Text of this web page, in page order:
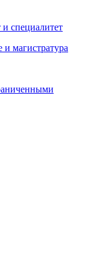
и специалитет
магистратура